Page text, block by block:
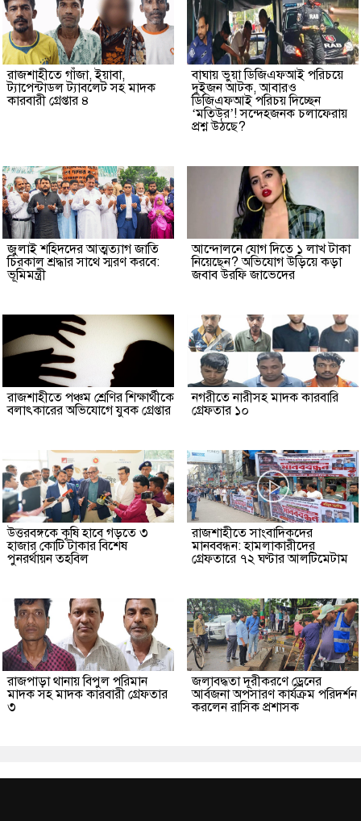
রাজশাহীতে গাঁজা, ইয়াবা,
ট্যাপেন্টাডল ট্যাবলেট সহ মাদক
কারবারী গ্রেপ্তার ৪
বাঘায় ভুয়া ডিজিএফআই পরিচয়ে
দুইজন আটক, আবারও
ডিজিএফআই পরিচয় দিচ্ছেন
‘মতিউর’! সন্দেহজনক চলাফেরায়
প্রশ্ন উঠছে?
জুলাই শহিদদের আত্মত্যাগ জাতি
চিরকাল শ্রদ্ধার সাথে স্মরণ করবে:
ভূমিমন্ত্রী
আন্দোলনে যোগ দিতে ১ লাখ টাকা
নিয়েছেন? অভিযোগ উড়িয়ে কড়া
জবাব উরফি জাভেদের
রাজশাহীতে পঞ্চম শ্রেণির শিক্ষার্থীকে
বলাৎকারের অভিযোগে যুবক গ্রেপ্তার
নগরীতে নারীসহ মাদক কারবারি
গ্রেফতার ১০
উত্তরবঙ্গকে কৃষি হাবে গড়তে ৩
হাজার কোটি টাকার বিশেষ
পুনরর্থায়ন তহবিল
রাজশাহীতে সাংবাদিকদের
মানববন্ধন: হামলাকারীদের
গ্রেফতারে ৭২ ঘণ্টার আলটিমেটাম
রাজপাড়া থানায় বিপুল পরিমান
মাদক সহ মাদক কারবারী গ্রেফতার
৩
জলাবদ্ধতা দূরীকরণে ড্রেনের
আর্বজনা অপসারণ কার্যক্রম পরিদর্শন
করলেন রাসিক প্রশাসক